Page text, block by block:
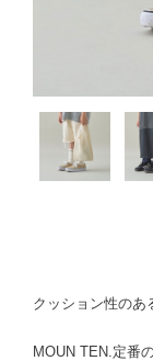
クッション性のあ
MOUN TEN.定番